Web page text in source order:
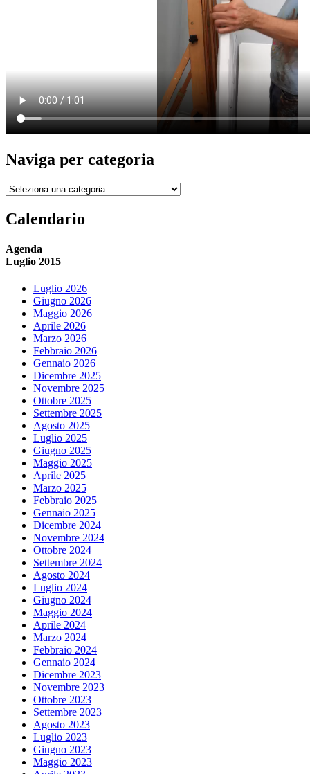
Naviga per categoria
Naviga
categoria
Calendario
Agenda
Luglio 2015
Luglio 2026
Giugno 2026
Maggio 2026
Aprile 2026
Marzo 2026
Febbraio 2026
Gennaio 2026
Dicembre 2025
Novembre 2025
Ottobre 2025
Settembre 2025
Agosto 2025
Luglio 2025
Giugno 2025
Maggio 2025
Aprile 2025
Marzo 2025
Febbraio 2025
Gennaio 2025
Dicembre 2024
Novembre 2024
Ottobre 2024
Settembre 2024
Agosto 2024
Luglio 2024
Giugno 2024
Maggio 2024
Aprile 2024
Marzo 2024
Febbraio 2024
Gennaio 2024
Dicembre 2023
Novembre 2023
Ottobre 2023
Settembre 2023
Agosto 2023
Luglio 2023
Giugno 2023
Maggio 2023